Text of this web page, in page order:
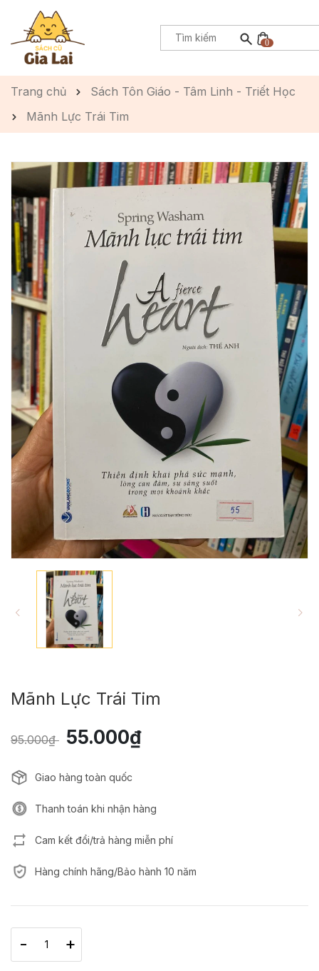
0
Trang chủ
Sách Tôn Giáo - Tâm Linh - Triết Học
Mãnh Lực Trái Tim
Mãnh Lực Trái Tim
95.000₫ 55.000₫
Giao hàng toàn quốc
Thanh toán khi nhận hàng
Cam kết đổi/trả hàng miễn phí
Hàng chính hãng/Bảo hành 10 năm
- +